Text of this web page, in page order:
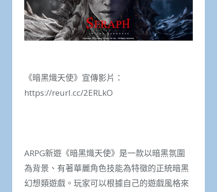
《暗黑熾天使》宣傳影片：
https://reurl.cc/2ERLkO
ARPG新遊《暗黑熾天使》是一款以暗黑氛圍
為背景、有著華麗角色技能為特徵的正統暗黑
幻想類遊戲。玩家可以根據自己的遊戲風格來